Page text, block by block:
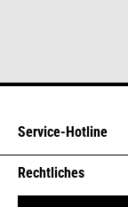
Service-Hotline
Rechtliches